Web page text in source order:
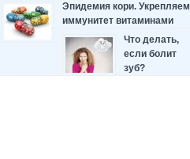
Эпидемия кори. Укрепляем
иммунитет витаминами
Что делать,
если болит
зуб?